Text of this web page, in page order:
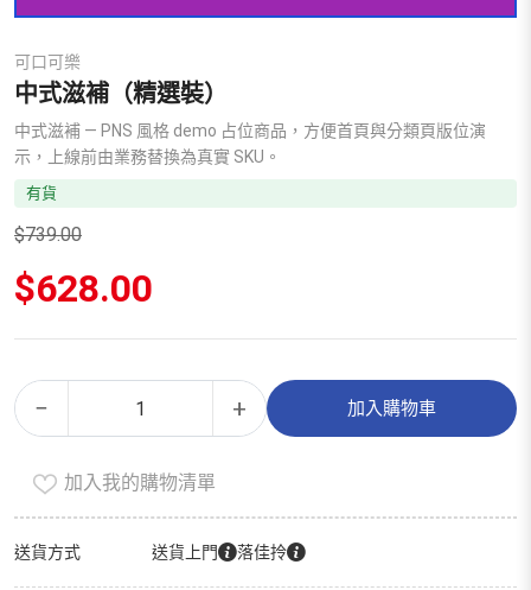
可口可樂
中式滋補（精選裝）
中式滋補 — PNS 風格 demo 占位商品，方便首頁與分類頁版位演
示，上線前由業務替換為真實 SKU。
有貨
$739.00
原
始
$739.00。
$628.00
價
格：
$628.00。
−
中
式
（精
選
+ 加入購物車
Alternative:
加入我的購物清單
送貨方式 送貨上門 落佳拎